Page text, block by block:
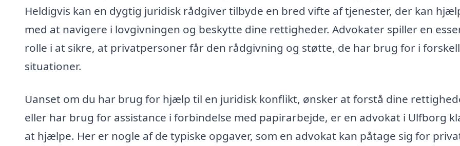
Heldigvis kan en dygtig juridisk rådgiver tilbyde en bred vifte af tjenester, der kan
med at navigere i lovgivningen og beskytte dine rettigheder. Advokater spiller en
rolle i at sikre, at privatpersoner får den rådgivning og støtte, de har brug for i
situationer.
Uanset om du har brug for hjælp til en juridisk konflikt, ønsker at forstå dine
eller har brug for assistance i forbindelse med papirarbejde, er en advokat i Ulfborg
at hjælpe. Her er nogle af de typiske opgaver, som en advokat kan påtage sig for